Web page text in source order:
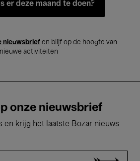
er deze maand te doen?
nieuwsbrief en blijf op de hoogte van
nieuwe activiteiten
onze nieuwsbrief
en krijg het laatste Bozar nieuws